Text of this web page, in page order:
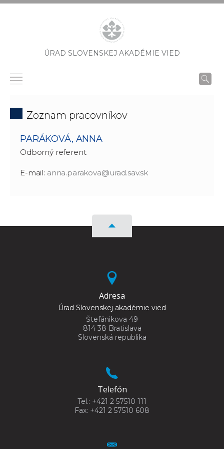
ÚRAD SLOVENSKEJ AKADÉMIE VIED
Zoznam pracovníkov
PARÁKOVÁ, ANNA
Odborný referent
E-mail: anna.parakova@urad.sav.sk
Adresa
Úrad Slovenskej akadémie vied
Štefánikova 49
814 38 Bratislava
Slovenská republika
Telefón
Tel.: +421 2 57510 111
Fax: +421 2 57510 608